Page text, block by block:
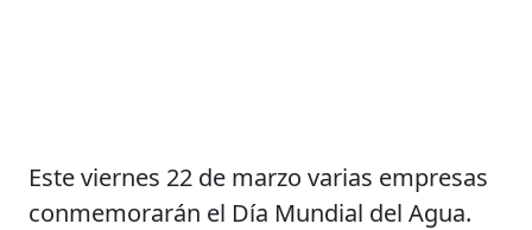
Este viernes 22 de marzo varias empresas
conmemorarán el Día Mundial del Agua.